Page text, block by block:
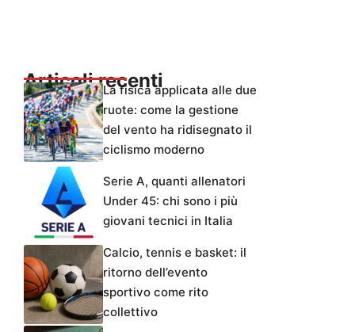
Articoli recentiLa fisica applicata alle due
ruote: come la gestione
del vento ha ridisegnato il
ciclismo moderno
Serie A, quanti allenatori
Under 45: chi sono i più
giovani tecnici in Italia
Calcio, tennis e basket: il
ritorno dell’evento
sportivo come rito
collettivo